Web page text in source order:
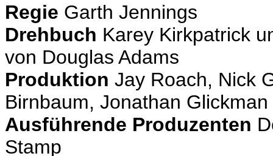
Regie Garth Jennings
Drehbuch Karey Kirkpatrick
von Douglas Adams
Produktion Jay Roach, Nick
Birnbaum, Jonathan Glickman
Ausführende Produzenten
Stamp